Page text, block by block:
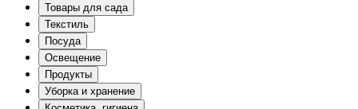
Товары для сада
Текстиль
Посуда
Освещение
Продукты
Уборка и хранение